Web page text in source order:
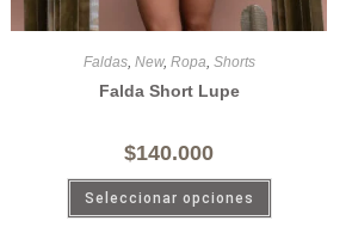
Faldas, New, Ropa, Shorts
Falda Short Lupe
$140.000
Seleccionar opciones